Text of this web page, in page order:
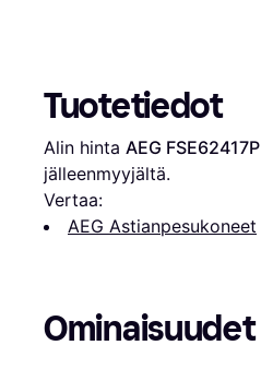
Tuotetiedot
Alin hinta AEG FSE62417P
jälleenmyyjältä.
Vertaa:
AEG Astianpesukoneet
Ominaisuudet